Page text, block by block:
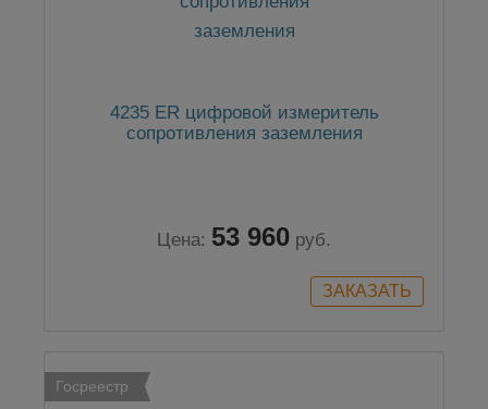
4235 ER цифровой измеритель
сопротивления заземления
Цена: 53 960 руб.
Госреестр